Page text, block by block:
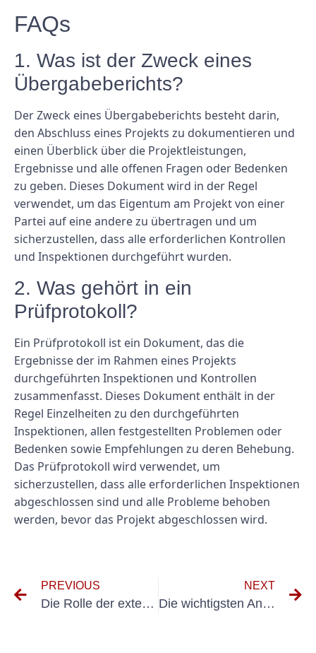
FAQs
1. Was ist der Zweck eines
Übergabeberichts?
Der Zweck eines Übergabeberichts besteht darin,
den Abschluss eines Projekts zu dokumentieren und
einen Überblick über die Projektleistungen,
Ergebnisse und alle offenen Fragen oder Bedenken
zu geben. Dieses Dokument wird in der Regel
verwendet, um das Eigentum am Projekt von einer
Partei auf eine andere zu übertragen und um
sicherzustellen, dass alle erforderlichen Kontrollen
und Inspektionen durchgeführt wurden.
2. Was gehört in ein
Prüfprotokoll?
Ein Prüfprotokoll ist ein Dokument, das die
Ergebnisse der im Rahmen eines Projekts
durchgeführten Inspektionen und Kontrollen
zusammenfasst. Dieses Dokument enthält in der
Regel Einzelheiten zu den durchgeführten
Inspektionen, allen festgestellten Problemen oder
Bedenken sowie Empfehlungen zu deren Behebung.
Das Prüfprotokoll wird verwendet, um
sicherzustellen, dass alle erforderlichen Inspektionen
abgeschlossen sind und alle Probleme behoben
werden, bevor das Projekt abgeschlossen wird.
PREVIOUS
Die Rolle der externen VEFK in der Vermögensberatung verstehen: Was Sie wissen müssen
NEXT
Die wichtigsten Anzeichen dafür, dass Ihr elektrisches System überprüft werden muss